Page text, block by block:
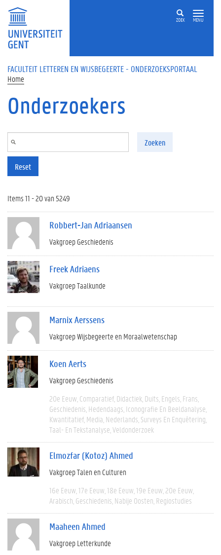
Overslaan en naar de inhoud gaan
ZOEK MENU
FACULTEIT LETTEREN EN WIJSBEGEERTE - ONDERZOEKSPORTAAL
Home
Onderzoekers
Zoeken
Reset
Items 11 - 20 van 5249
Robbert-Jan Adriaansen
Vakgroep Geschiedenis
Freek Adriaens
Vakgroep Taalkunde
Marnix Aerssens
Vakgroep Wijsbegeerte en Moraalwetenschap
Koen Aerts
Vakgroep Geschiedenis
20e Eeuw Comparatief Didactiek Duits Engels Frans
Geschiedenis Hedendaags Iconografie En Beeldanalyse
Kwantitatief Media Nederlands Surveys En Enquêtering
Taal- En Tekstanalyse Veldonderzoek
Elmozfar (Kotoz) Ahmed
Vakgroep Talen en Culturen
16e Eeuw 17e Eeuw 18e Eeuw 19e Eeuw 20e Eeuw
Arabisch Geschiedenis Nabije Oosten Regiostudies
Maaheen Ahmed
Vakgroep Letterkunde